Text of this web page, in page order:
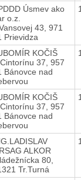
Úsmev ako
o.z.
43, 971
Prievidza
KOČIŠ
37, 957
Bánovce nad
KOČIŠ
37, 957
Bánovce nad
ALKOR
80,
Tr.Turná